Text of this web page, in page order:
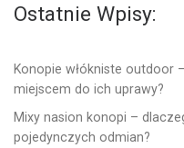
Ostatnie Wpisy:
Konopie włókniste outdoor
miejscem do ich uprawy?
Mixy nasion konopi –
pojedynczych odmian?